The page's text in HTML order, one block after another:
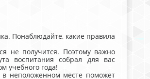
Понаблюдайте, какие правила
не получится. Поэтому важно
воспитания собрал для вас
учебного года!
неположенном месте поможет